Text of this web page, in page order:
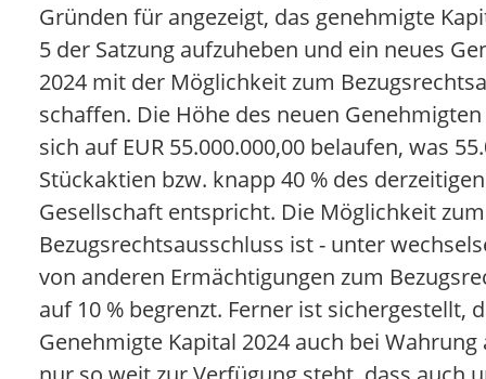
Gründen für angezeigt, das genehmigte
5 der Satzung aufzuheben und ein neues
2024 mit der Möglichkeit zum
schaffen. Die Höhe des neuen
sich auf EUR 55.000.000,00 belaufen, was
Stückaktien bzw. knapp 40 % des
Gesellschaft entspricht. Die Möglichkeit zum
Bezugsrechtsausschluss ist - unter
von anderen Ermächtigungen zum
auf 10 % begrenzt. Ferner ist sichergestellt,
Genehmigte Kapital 2024 auch bei